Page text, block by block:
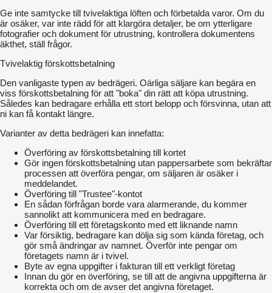
Ge inte samtycke till tvivelaktiga löften och förbetalda varor. Om du
är osäker, var inte rädd för att klargöra detaljer, be om ytterligare
fotografier och dokument för utrustning, kontrollera dokumentens
äkthet, ställ frågor.
Tvivelaktig förskottsbetalning
Den vanligaste typen av bedrägeri. Oärliga säljare kan begära en
viss förskottsbetalning för att "boka" din rätt att köpa utrustning.
Således kan bedragare erhålla ett stort belopp och försvinna, utan att
ni kan få kontakt längre.
Varianter av detta bedrägeri kan innefatta:
Överföring av förskottsbetalning till kortet
Gör ingen förskottsbetalning utan pappersarbete som bekräftar
processen att överföra pengar, om säljaren är osäker i
meddelandet.
Överföring till "Trustee"-kontot
En sådan förfrågan borde vara alarmerande, du kommer
sannolikt att kommunicera med en bedragare.
Överföring till ett företagskonto med ett liknande namn
Var försiktig, bedragare kan dölja sig som kända företag, och
gör små ändringar av namnet. Överför inte pengar om
företagets namn är i tvivel.
Byte av egna uppgifter i fakturan till ett verkligt företag
Innan du gör en överföring, se till att de angivna uppgifterna är
korrekta och om de avser det angivna företaget.